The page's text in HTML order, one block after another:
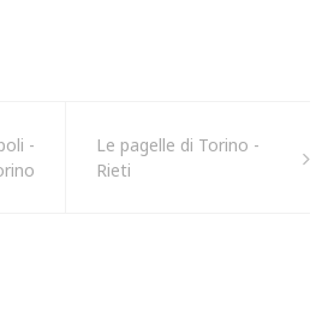
-
Le pagelle di Torino -
Rieti